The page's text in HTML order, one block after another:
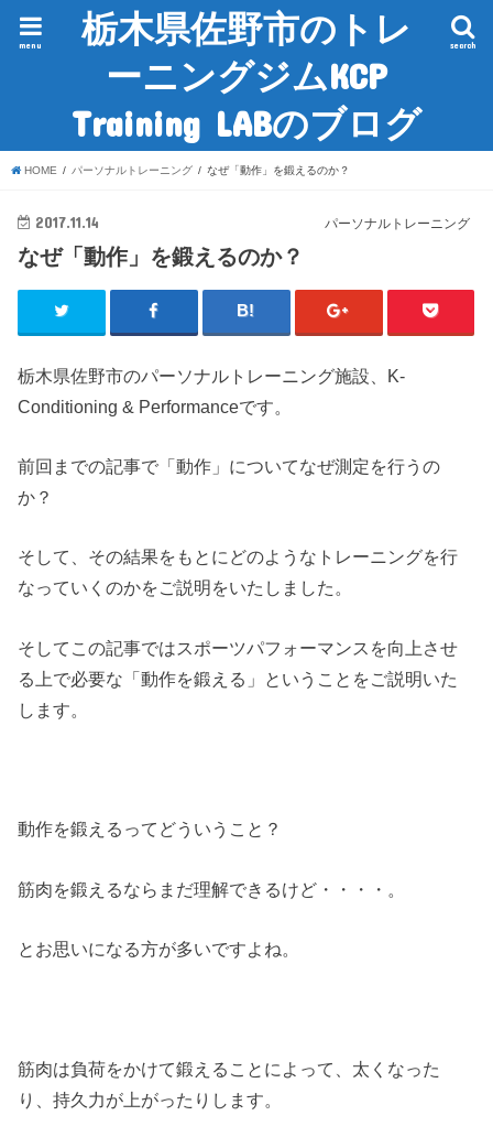
栃木県佐野市のトレ
ーニングジムKCP
Training LABのブログ
search
menu
HOME パーソナルトレーニング なぜ「動作」を鍛えるのか？
パーソナルトレーニング
2017.11.14
なぜ「動作」を鍛えるのか？
栃木県佐野市のパーソナルトレーニング施設、K-
Conditioning & Performanceです。
前回までの記事で「動作」についてなぜ測定を行うの
か？
そして、その結果をもとにどのようなトレーニングを行
なっていくのかをご説明をいたしました。
そしてこの記事ではスポーツパフォーマンスを向上させ
る上で必要な「動作を鍛える」ということをご説明いた
します。
動作を鍛えるってどういうこと？
筋肉を鍛えるならまだ理解できるけど・・・・。
とお思いになる方が多いですよね。
筋肉は負荷をかけて鍛えることによって、太くなった
り、持久力が上がったりします。